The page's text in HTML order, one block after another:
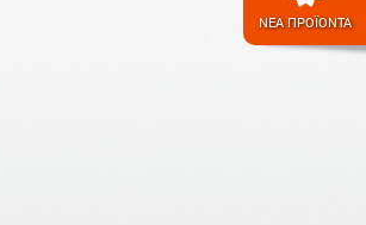
ΝΕΑ ΠΡΟΪΟΝΤΑ